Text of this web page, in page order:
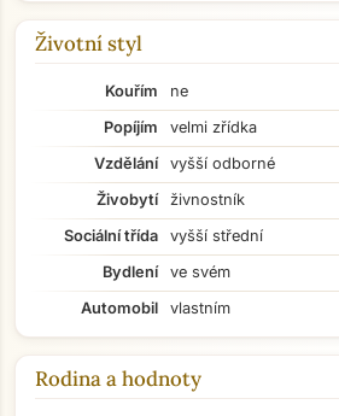
Životní styl
Kouřím
ne
Popíjím
velmi zřídka
Vzdělání
vyšší odborné
Živobytí
živnostník
Sociální třída
vyšší střední
Bydlení
ve svém
Automobil
vlastním
Rodina a hodnoty